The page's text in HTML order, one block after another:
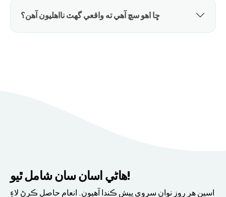
ڇا اهو سچ آهي ته واقعي گهٽ نااهليون آهن؟
هاڻي اسان سان شامل ٿيو!
اسين هر روز نوان سروي پيش ڪندا آهيون. انعام حاصل ڪرڻ لاءِ